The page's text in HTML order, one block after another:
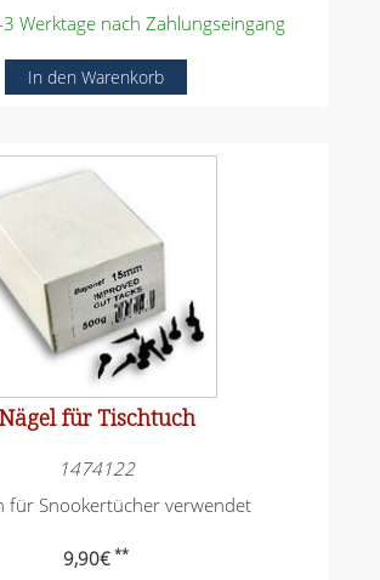
Werktage nach Zahlungseingang
Nägel für Tischtuch
1474122
für Snookertücher verwendet
9,90€ **